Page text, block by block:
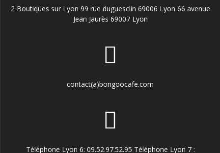
2 Boutiques sur Lyon 99 rue duguesclin 69006 Lyon 66 avenue
Jean Jaurès 69007 Lyon
contact(a)bongoocafe.com
Téléphone Lyon 6: 09.52.97.52.95 Téléphone Lyon 7 :